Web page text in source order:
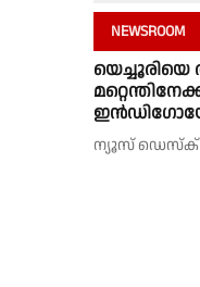
NEWSROOM
ന്യൂസ് ഡെസ്ക്